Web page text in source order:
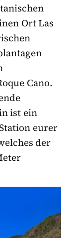
Ort Las
Cano.
ist ein
eurer
der